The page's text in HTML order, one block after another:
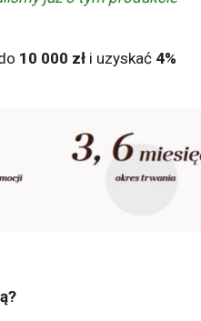
10 000 zł i uzyskać 4%